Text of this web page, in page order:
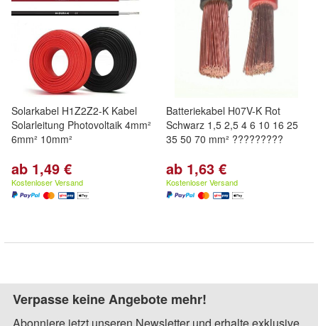
Solarkabel H1Z2Z2-K Kabel
Solarleitung Photovoltaik 4mm²
6mm² 10mm²
ab 1,49 €
Kostenloser Versand
Batteriekabel H07V-K Rot
Schwarz 1,5 2,5 4 6 10 16 25
35 50 70 mm² ?????????
ab 1,63 €
Kostenloser Versand
Verpasse keine Angebote mehr!